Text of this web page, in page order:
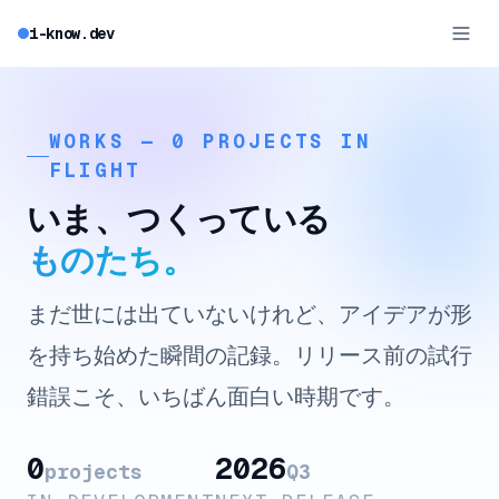
i-know.dev
WORKS — 0
PROJECTS IN
FLIGHT
いま、つくっている
ものたち。
まだ世には出ていないけれど、アイデアが形
を持ち始めた瞬間の記録。リリース前の試行
錯誤こそ、いちばん面白い時期です。
0projects 2026Q3